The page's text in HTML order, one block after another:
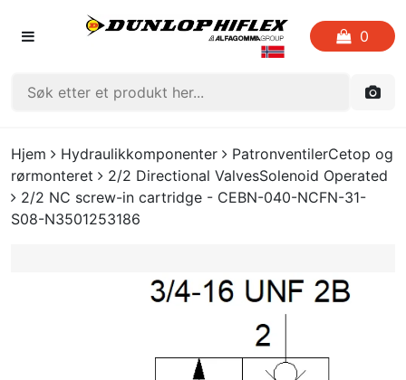
0
FORSIDEN
LISTE OVER FAVORITTER
Hjem Hydraulikkomponenter
PatronventilerCetop og
rørmonteret
2/2 Directional ValvesSolenoid Operated
2/2 NC screw-in cartridge - CEBN-040-NCFN-31-
S08-N3501253186